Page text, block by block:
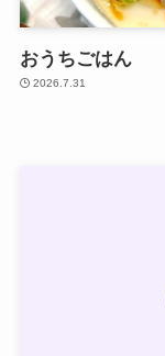
おうちごはん
2026.7.31